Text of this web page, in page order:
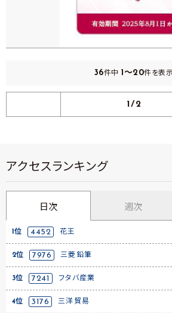
36件中 1～20件を表
1/2
アクセスランキング
日次 週次
1位 4452 花王
2位 7976 三菱鉛筆
3位 7241 フタバ産業
4位 3176 三洋貿易